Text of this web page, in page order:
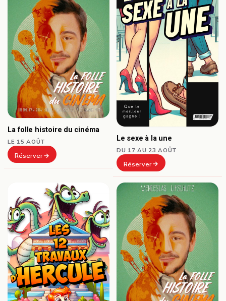
La folle histoire du cinéma
LE 15 AOÛT
Réserver
Le sexe à la une
DU 17 AU 23 AOÛT
Réserver